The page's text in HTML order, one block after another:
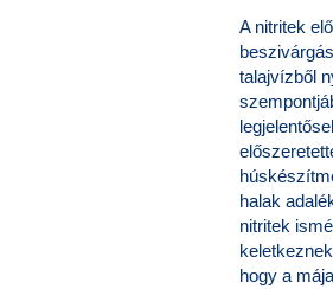
A nitritek
talajvízből
halak
nitritek
hogy a